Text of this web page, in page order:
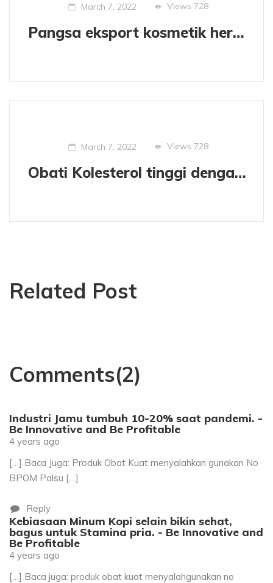
March 7, 2022 Views 728
Pangsa eksport kosmetik herbal dari Indonesia yang menggiurkan.
March 7, 2022 Views 728
Obati Kolesterol tinggi dengan herbal dan buah-buahan.
Related Post
Comments(2)
Industri Jamu tumbuh 10-20% saat pandemi. -
Be Innovative and Be Profitable
4 years ago
[…] Baca Juga: Produk Obat Kuat menyalahkan gunakan No
BPOM Palsu […]
Reply
Kebiasaan Minum Kopi selain bikin sehat,
bagus untuk Stamina pria. - Be Innovative and
Be Profitable
4 years ago
[…] Baca juga: produk obat kuat menyalahgunakan no